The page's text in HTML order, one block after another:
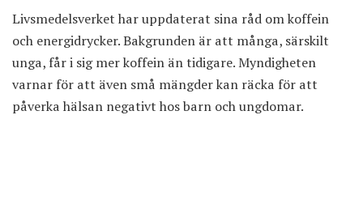
Livsmedelsverket haruppdaterat sina råd om koffein
och energidrycker. Bakgrunden är att många, särskilt
unga, får i sig mer koffein än tidigare. Myndigheten
varnar för att även små mängder kan räcka för att
påverka hälsan negativt hos barn och ungdomar.